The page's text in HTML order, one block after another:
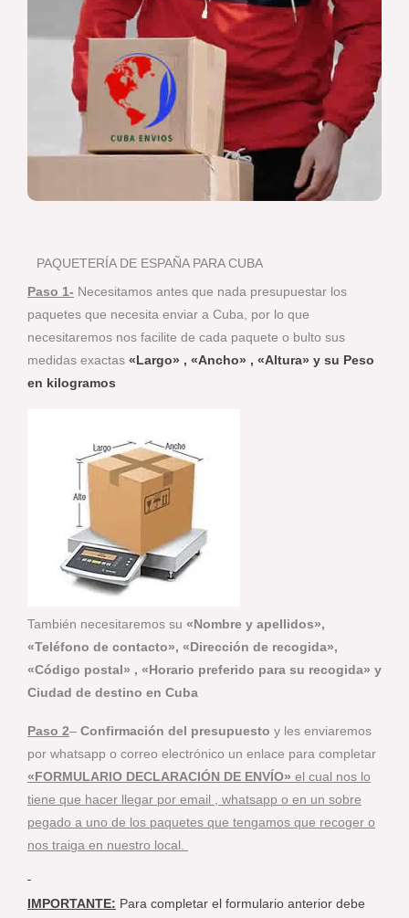
PAQUETERÍA DE ESPAÑA PARA CUBA
Paso 1- Necesitamos antes que nada presupuestar los
paquetes que necesita enviar a Cuba, por lo que
necesitaremos nos facilite de cada paquete o bulto sus
medidas exactas «Largo» , «Ancho» , «Altura» y su Peso
en kilogramos
También necesitaremos su «Nombre y apellidos»,
«Teléfono de contacto», «Dirección de recogida»,
«Código postal» , «Horario preferido para su recogida» y
Ciudad de destino en Cuba
Paso 2– Confirmación del presupuesto y les enviaremos
por whatsapp o correo electrónico un enlace para completar
«FORMULARIO DECLARACIÓN DE ENVÍO» el cual nos lo
tiene que hacer llegar por email , whatsapp o en un sobre
pegado a uno de los paquetes que tengamos que recoger o
nos traiga en nuestro local.
IMPORTANTE: Para completar el formulario anterior debe